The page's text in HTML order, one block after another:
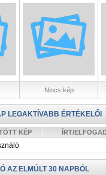
Nincs kép
LEGAKTÍVABB ÉRTÉKELŐI
KÉP ÍRT/
AZ ELMÚLT 30 NAPBÓL